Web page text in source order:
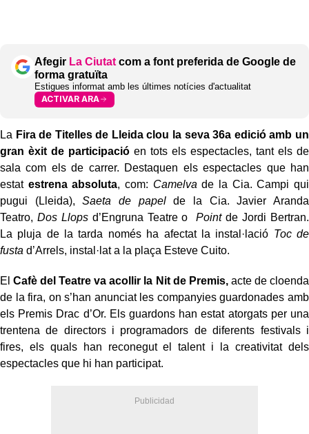
Afegir La Ciutat com a font preferida de Google de
forma gratuïta
Estigues informat amb les últimes notícies d'actualitat
ACTIVAR ARA
La Fira de Titelles de Lleida clou la seva 36a edició amb un
gran èxit de participacióen tots els espectacles, tant els de
sala com els de carrer. Destaquen els espectacles que han
estat estrena absoluta, com: Camelvade la Cia. Campi qui
pugui (Lleida),Saeta de papelde la Cia. Javier Aranda
Teatro, Dos Llopsd’Engruna Teatre oPointde Jordi Bertran.
La pluja de la tarda només ha afectat la instal·lació Toc de
fusta d’Arrels, instal·lat a la plaça Esteve Cuito.
ElCafè del Teatre va acollir la Nit de Premis,acte de cloenda
de la fira, on s’han anunciat les companyies guardonades amb
els Premis Drac d’Or. Els guardons han estat atorgats per una
trentena de directors i programadors de diferents festivals i
fires, els quals han reconegut el talent i la creativitat dels
espectacles que hi han participat.